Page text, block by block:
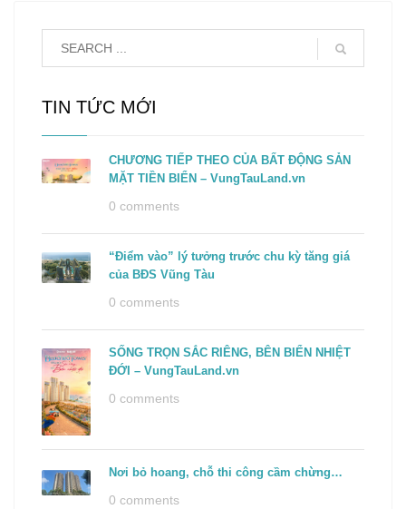
TIN TỨC MỚI
CHƯƠNG TIẾP THEO CỦA BẤT ĐỘNG SẢN
MẶT TIỀN BIỂN – VungTauLand.vn
0 comments
“Điểm vào” lý tưởng trước chu kỳ tăng giá
của BĐS Vũng Tàu
0 comments
SỐNG TRỌN SẮC RIÊNG, BÊN BIỂN NHIỆT
ĐỚI – VungTauLand.vn
0 comments
Nơi bỏ hoang, chỗ thi công cầm chừng…
0 comments